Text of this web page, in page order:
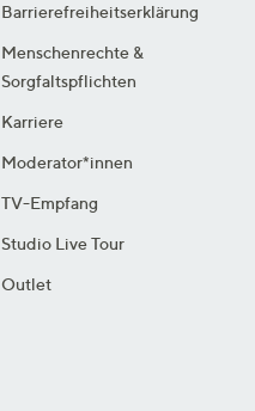
Barrierefreiheitserklärung
Menschenrechte &
Sorgfaltspflichten
Karriere
Moderator*innen
TV-Empfang
Studio Live Tour
Outlet